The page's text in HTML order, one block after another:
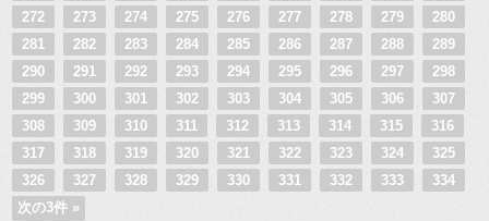
272
273 274 275 276 277 278 279
280
281
282 283 284 285 286 287 288
289
290
291 292 293 294 295 296 297
298
299
300 301 302 303 304 305 306
307
308
309 310 311 312 313 314 315
316
317
318 319 320 321 322 323 324
325
326
327 328 329 330 331 332 333
334
次の3件 »